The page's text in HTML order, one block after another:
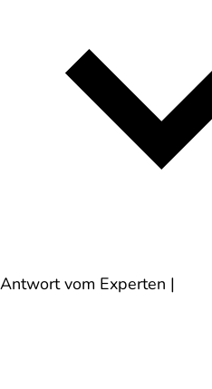
Antwort vom Experten |